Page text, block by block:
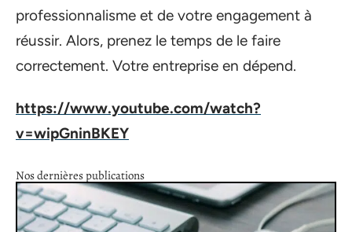
professionnalisme et de votre engagement à
réussir. Alors, prenez le temps de le faire
correctement. Votre entreprise en dépend.
https://www.youtube.com/watch?
v=wipGninBKEY
Nos dernières publications